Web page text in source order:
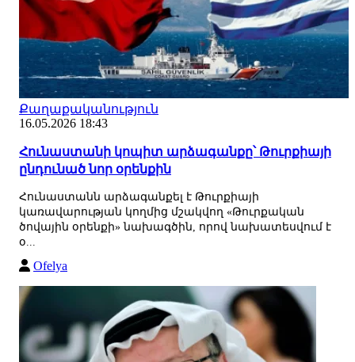
Քաղաքականություն
16.05.2026 18:43
Հունաստանի կոպիտ արձագանքը՝ Թուրքիայի
ընդունած նոր օրենքին
Հունաստանն արձագանքել է Թուրքիայի
կառավարության կողմից մշակվող «Թուրքական
ծովային օրենքի» նախագծին, որով նախատեսվում է
օ...
Ofelya